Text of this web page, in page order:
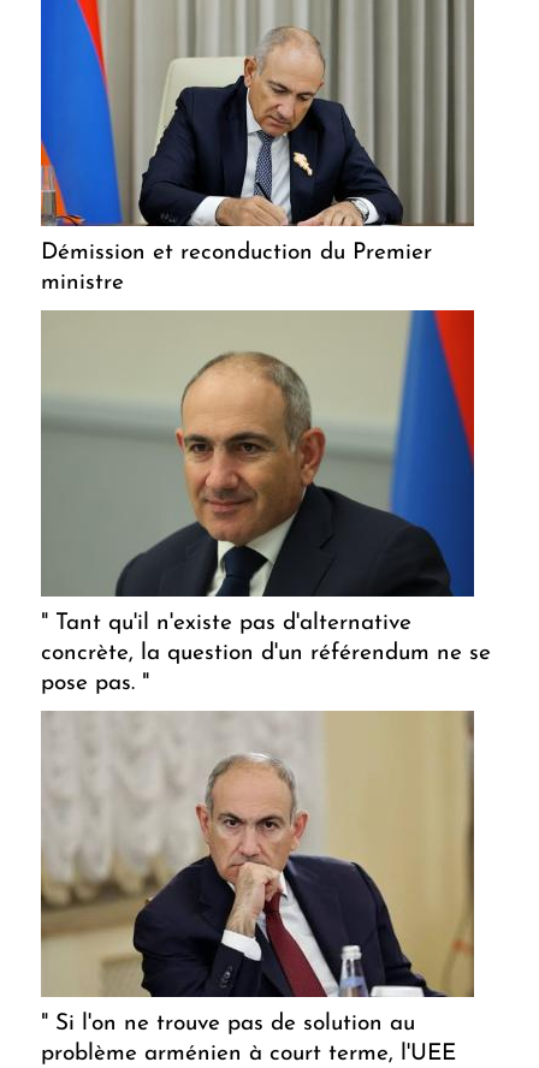
Démission et reconduction du Premier
ministre
" Tant qu'il n'existe pas d'alternative
concrète, la question d'un référendum ne se
pose pas. "
" Si l'on ne trouve pas de solution au
problème arménien à court terme, l'UEE